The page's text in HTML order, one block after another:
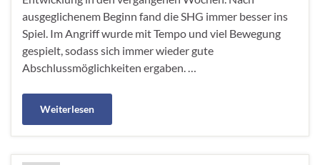
ausgeglichenem Beginn fand die SHG immer besser ins
Spiel. Im Angriff wurde mit Tempo und viel Bewegung
gespielt, sodass sich immer wieder gute
Abschlussmöglichkeiten ergaben. …
Weiterlesen